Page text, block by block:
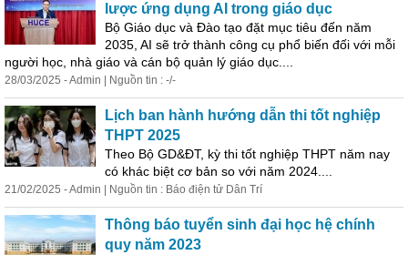
lược ứng dụng AI trong giáo dục
Bộ Giáo dục và Đào tạo đặt mục tiêu đến năm
2035, AI sẽ trở thành công cụ phổ biến đối với mỗi
người học, nhà giáo và cán bộ quản lý giáo dục....
28/03/2025 - Admin | Nguồn tin : -/-
Lịch ban hành hướng dẫn thi tốt nghiệp
THPT 2025
Theo Bộ GD&ĐT, kỳ thi tốt nghiệp THPT năm nay
có khác biệt cơ bản so với năm 2024....
21/02/2025 - Admin | Nguồn tin : Báo điện tử Dân Trí
Thông báo tuyển sinh đại học hệ chính
quy năm 2023